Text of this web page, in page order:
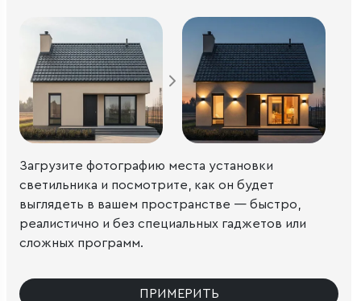
Загрузите фотографию места установки
светильника и посмотрите, как он будет
выглядеть в вашем пространстве — быстро,
реалистично и без специальных гаджетов или
сложных программ.
ПРИМЕРИТЬ